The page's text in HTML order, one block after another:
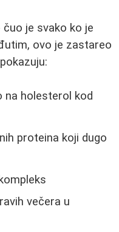
čuo je svako ko je
ovo je zastareo
na holesterol kod
proteina koji dugo
večera u